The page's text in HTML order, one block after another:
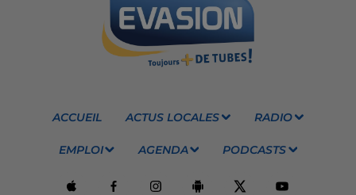
ACCUEIL ACTUS LOCALES RADIO
EMPLOI AGENDA PODCASTS